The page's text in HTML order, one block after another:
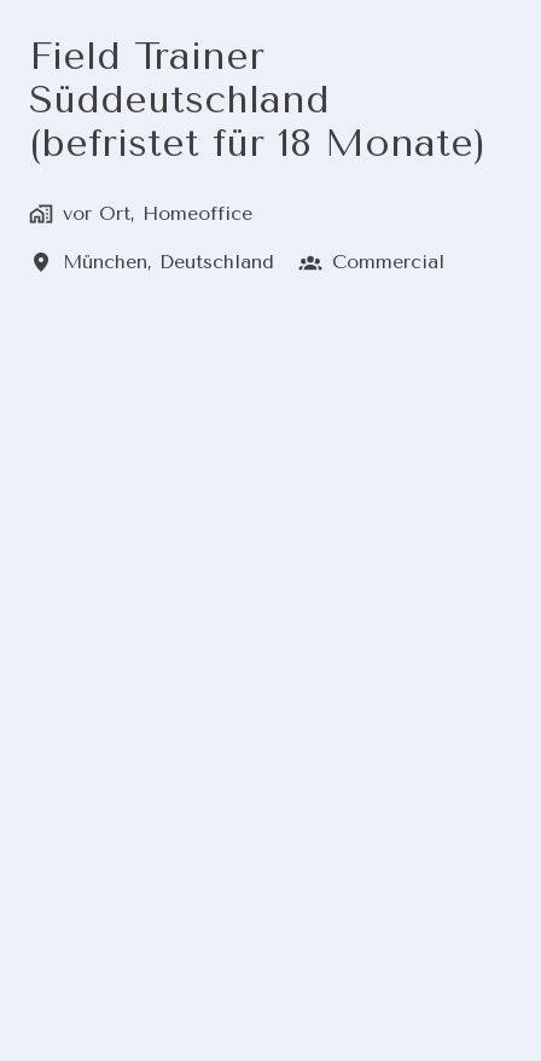
Field Trainer
Süddeutschland
(befristet für 18 Monate)
vor Ort, Homeoffice
München, Deutschland Commercial